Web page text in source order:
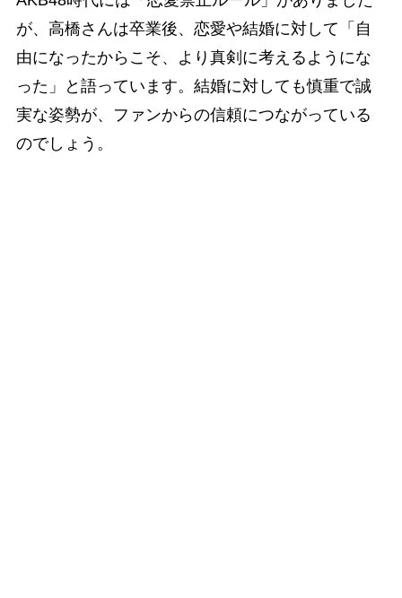
が、高橋さんは卒業後、恋愛や結婚に対して「自
由になったからこそ、より真剣に考えるようにな
った」と語っています。結婚に対しても慎重で誠
実な姿勢が、ファンからの信頼につながっている
のでしょう。